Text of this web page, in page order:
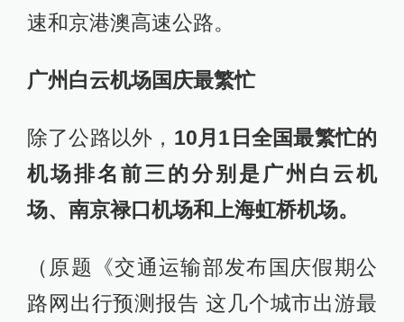
速和京港澳高速公路。
广州白云机场国庆最繁忙
除了公路以外， 10月1日全国最繁忙的
机场排名前三的分别是广州白云机
场、南京禄口机场和上海虹桥机场。
（原题《交通运输部发布国庆假期公
路网出行预测报告 这几个城市出游最